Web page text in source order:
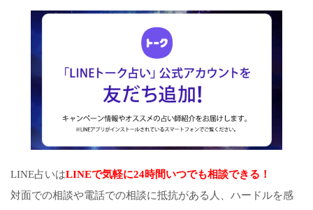
LINE占いはLINEで気軽に24時間いつでも相談できる！
対面での相談や電話での相談に抵抗がある人、ハードルを感